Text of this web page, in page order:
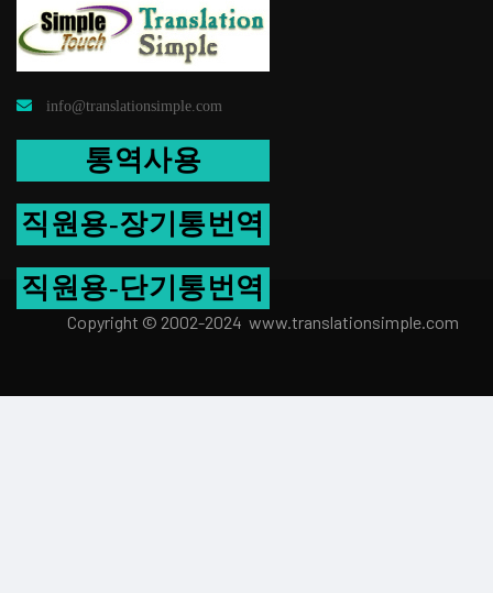
info@translationsimple.com
통역사용
직원용-장기통번역
직원용-단기통번역
Copyright © 2002-2024